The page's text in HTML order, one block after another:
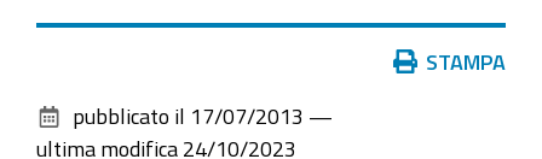
documento
STAMPA
pubblicato il 17/07/2013 —
ultima modifica 24/10/2023